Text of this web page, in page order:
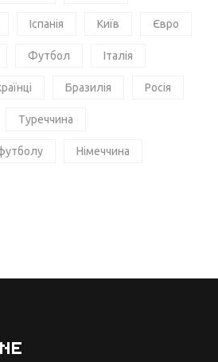
Іспанія Київ Євро
Футбол Італія
Бразилія Росія
Туреччина
Німеччина